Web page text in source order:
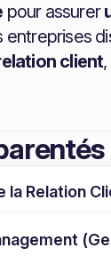
pour assurer
entreprises
client
la Relation